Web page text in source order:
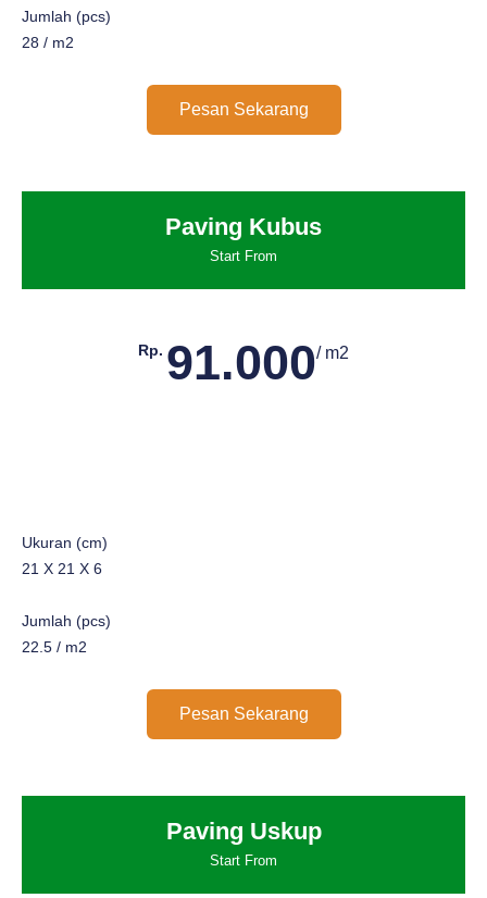
Jumlah (pcs)
28 / m2
Pesan Sekarang
Paving Kubus
Start From
Rp. 91.000/ m2
Ukuran (cm)
21 X 21 X 6
Jumlah (pcs)
22.5 / m2
Pesan Sekarang
Paving Uskup
Start From